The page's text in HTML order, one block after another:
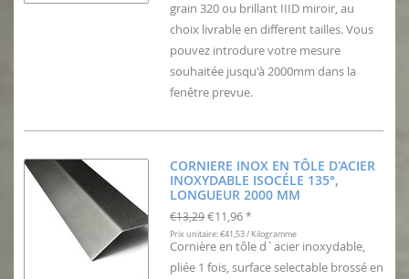
grain 320 ou brillant IIID miroir, au
choix livrable en different tailles. Vous
pouvez introdure votre mesure
souhaitée jusqu'à 2000mm dans la
fenêtre prevue.
CORNIERE INOX EN TÔLE D'ACIER
INOXYDABLE ISOCÉLE 135°,
LONGUEUR 2000 MM
€13,29 €11,96 *
Prix unitaire: €41,53 / Kilogramme
Cornière en tôle d`acier inoxydable,
pliée 1 fois, surface selectable brossé en